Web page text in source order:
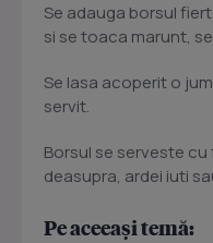
Se adauga borsul
si se toaca marunt,
Se lasa acoperit o
servit.
Borsul se serveste
deasupra, ardei iuti
Pe aceeași temă: